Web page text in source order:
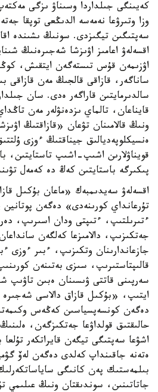
كەيىنگى جىلداردا وسىناۋ ىزگى
وزا وتىرۋعا نەمەسە الدىڭعى توپقا
سەپتىگىن تيگىزدى. سونىڭ ىشىندە
اقسەلەۋ اعامىز اۋىزشا شەجىرەنىڭ
اۋزىمەن قۇس تىستەگەن ايتقىش،
ساناگەر، قازاقى قالجىڭ مەن قازاقى
سالدىرمايتىن قاراگەر ەدى. سان
قايناعان، تالماي ىزدەنۋلەر مەن
ونىڭ قالامىنان تۋعان «قازاقتىڭ
ەنسيكلوپەديالىق جيناقتىڭ ءوزى
قويناۋلارىن اشىپ-اشىپ تاستايتىن،
پىكىرگە باستايتىن كەڭ دە كەمەل
اقسەلەۋ سەيدىمبەك «ماعان بۇكىل
تۇرعانداي كورىنەدى» دەگەن
ءتىرىلتىپ، ءتىپتى ودان اسىرىپ،
جەتكىزىپ، دالامىزعا كەلگەن
جازعاندارىنان وتكىزىپ، ءبىر ءوزى
قالىپتاستىرىپ، سىزى بەتىنەن
سەرپىنى قاتتى ۋىسىنان ەبىن
ايتىپ، «بۇكىل قازاق دالاسى
دەگەن كونسەپسياسىن كەڭەس
حالىقتىق قولداۋعا جەتكىزگەن،
اشۋعا سەپتىگى تيگەن قايراتكەر
ەتەنە جاقىنداپ كەلدى دەگەن لەۆ
بىلمەستىك پەن كانىگى
جاتاتىنىن، سوندىقتان ونىڭ عىلىمي